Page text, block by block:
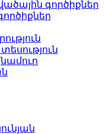
գործիքներ